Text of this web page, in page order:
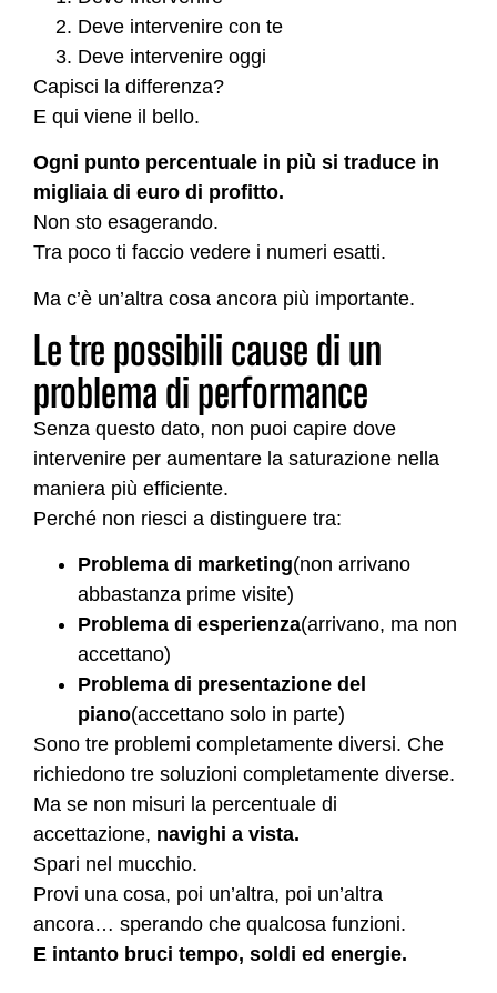
Deve intervenire con te
Deve intervenire oggi
Capisci la differenza?
E qui viene il bello.
Ogni punto percentuale in più si traduce in
migliaia di euro di profitto.
Non sto esagerando.
Tra poco ti faccio vedere i numeri esatti.
Ma c’è un’altra cosa ancora più importante.
Le tre possibili cause di un
problema di performance
Senza questo dato, non puoi capire dove
intervenire per aumentare la saturazione nella
maniera più efficiente.
Perché non riesci a distinguere tra:
Problema di marketing(non arrivano
abbastanza prime visite)
Problema di esperienza(arrivano, ma non
accettano)
Problema di presentazione del
piano(accettano solo in parte)
Sono tre problemi completamente diversi. Che
richiedono tre soluzioni completamente diverse.
Ma se non misuri la percentuale di
accettazione, navighi a vista.
Spari nel mucchio.
Provi una cosa, poi un’altra, poi un’altra
ancora… sperando che qualcosa funzioni.
E intanto bruci tempo, soldi ed energie.